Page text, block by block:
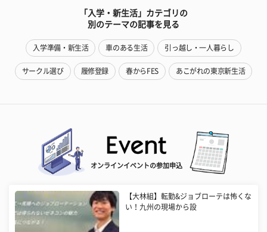
「入学・新生活」カテゴリの
別のテーマの記事を見る
入学準備・新生活 車のある生活 引っ越し・一人暮らし
サークル選び 履修登録 春からFES あこがれの東京新生活
オンラインイベントの参加申込
【大林組】転勤&ジョブローテは怖くな
い！九州の現場から設